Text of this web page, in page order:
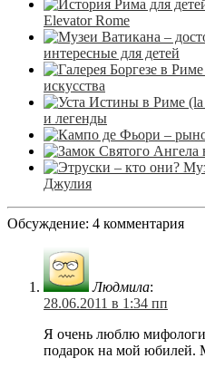
Elevator Rome
интересные для детей
искусства
и легенды
Джулия
Обсуждение: 4 комментария
Людмила:
28.06.2011 в 1:34 пп
Я очень люблю
подарок на мой юбилей.